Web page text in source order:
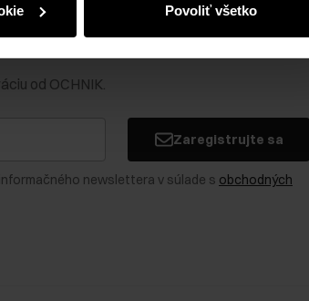
Povoliť všetko
od OCHNIK.
Zaregistrujte sa
newslettera v súlade s obchodných